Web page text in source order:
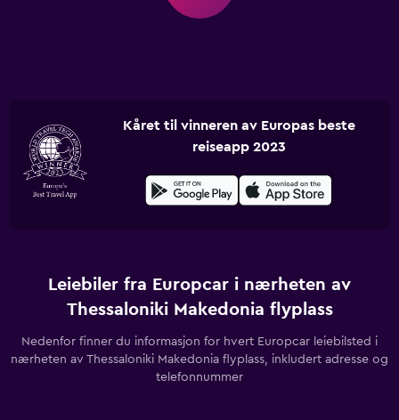
Kåret til vinneren av Europas beste
reiseapp 2023
Leiebiler fra Europcar i nærheten av
Thessaloniki Makedonia flyplass
Nedenfor finner du informasjon for hvert Europcar leiebilsted i
nærheten av Thessaloniki Makedonia flyplass, inkludert adresse og
telefonnummer